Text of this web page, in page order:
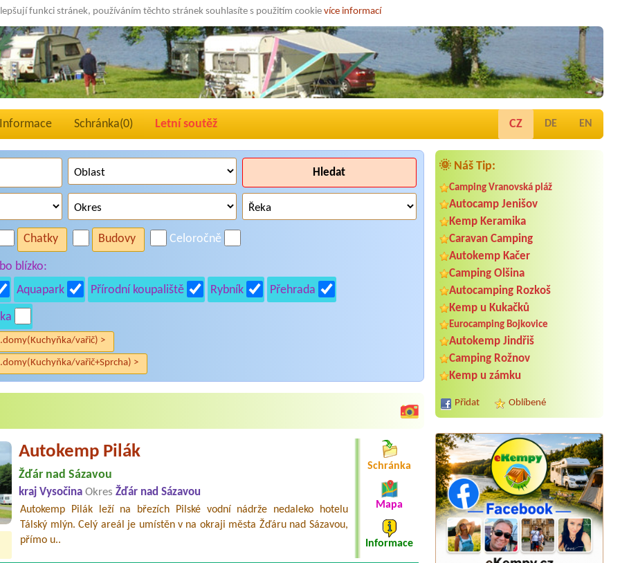
funkci stránek, používáním těchto stránek souhlasíte s použitím cookie více informací
Informace Schránka(0) Letní soutěž CZ DE EN
🌞 Náš Tip:
Camping Vranovská pláž
Autocamp Jenišov
Kemp Keramika
Caravan Camping
Autokemp Kačer
Camping Olšina
Autocamping Rozkoš
Kemp u Kukačků
Eurocamping Bojkovice
Autokemp Jindřiš
Camping Rožnov
Kemp u zámku
Přidat Oblíbené
Termín od 2026-07-28 |Kemp a
koupaliště Červenka
1 místo 2 osoby 1 dospělý a 1 dítě
Hledat
Chatky Budovy Celoročně
blízko:
Aquapark Přírodní koupaliště Rybník Přehrada
vařič) >
vařič+Sprcha) >
Autokemp Pilák
Žďár nad Sázavou
kraj VysočinaOkres Žďár nad Sázavou
Autokemp Pilák leží na březích Pilské vodní nádrže nedaleko hotelu
Tálský mlýn. Celý areál je umístěn v na okraji města Žďáru nad Sázavou,
přímo u..
Schránka
Mapa
Informace